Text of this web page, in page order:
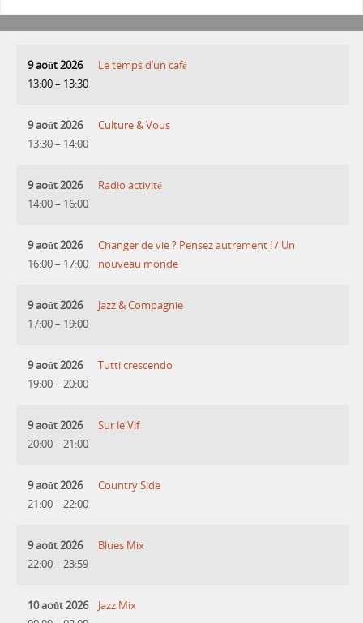
9 août 2026
13:00– 13:30
Le temps d’un café
9 août 2026
13:30– 14:00
Culture & Vous
9 août 2026
14:00– 16:00
Radio activité
9 août 2026
16:00– 17:00
Changer de vie ? Pensez autrement ! / Un
nouveau monde
9 août 2026
17:00– 19:00
Jazz & Compagnie
9 août 2026
19:00– 20:00
Tutti crescendo
9 août 2026
20:00– 21:00
Sur le Vif
9 août 2026
21:00– 22:00
Country Side
9 août 2026
22:00– 23:59
Blues Mix
10 août 2026
Jazz Mix